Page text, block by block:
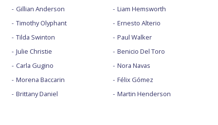
Gillian Anderson
Timothy Olyphant
Tilda Swinton
Julie Christie
Carla Gugino
Morena Baccarin
Brittany Daniel
Liam Hemsworth
Ernesto Alterio
Paul Walker
Benicio Del Toro
Nora Navas
Félix Gómez
Martin Henderson